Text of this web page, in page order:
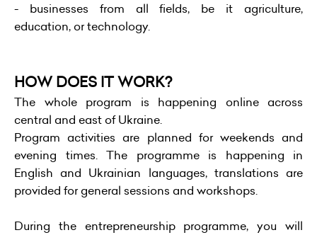
- businesses from all fields, be it agriculture,
education, or technology.
HOW DOES IT WORK?
The whole program is happening online across
central and east of Ukraine.
Program activities are planned for weekends and
evening times. The programme is happening in
English and Ukrainian languages, translations are
provided for general sessions and workshops.
During the entrepreneurship programme, you will